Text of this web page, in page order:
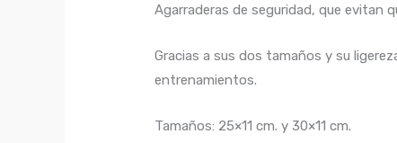
Agarraderas de seguridad, que evitan
Gracias a sus dos tamaños y su
entrenamientos.
Tamaños: 25×11 cm. y 30×11 cm.